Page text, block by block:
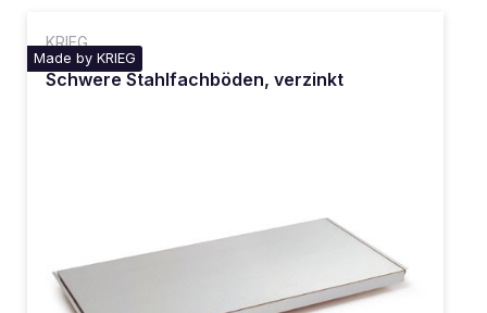
KRIEG
Made by KRIEG
Schwere Stahlfachböden, verzinkt